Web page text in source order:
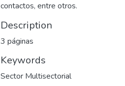
contactos, entre otros.
Description
3 páginas
Keywords
Sector Multisectorial